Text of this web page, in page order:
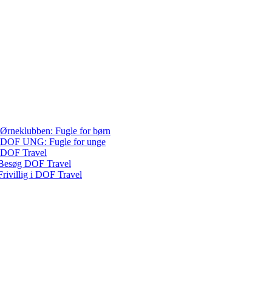
Ørneklubben: Fugle for børn
DOF UNG: Fugle for unge
DOF Travel
DOF Travel
i DOF Travel